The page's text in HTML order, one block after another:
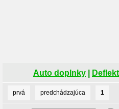
Auto doplnky
prvá predchádzajúca 1